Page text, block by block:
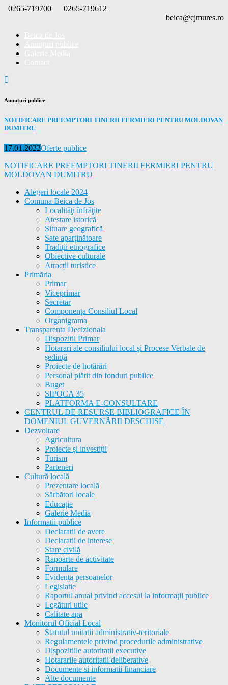
Skip
0265-719700
0265-719612
beica@cjmures.ro
Anunțuri publice
NOTIFICARE PREEMPTORI TINERII FERMIERI PENTRU MOLDOVAN
DUMITRU
Posted
17.01.2022Categories
Oferte publice
NOTIFICARE PREEMPTORI TINERII FERMIERI PENTRU
MOLDOVAN DUMITRU
Alegeri locale 2024
Comuna Beica de Jos
Localităţi înfrăţite
Atestare istorică
Situare geografică
Sate aparținătoare
Tradiții etnografice
Obiective culturale
Atracții turistice
Primăria
Primar
Viceprimar
Secretar
Componența Consiliul Local
Organigrama
Transparenta Decizionala
Dispozitii Primar
Hotarari ale consiliului local și Procese Verbale de
ședință
Proiecte de hotărâri
Personal plătit din fonduri publice
Buget
SIPOCA 35
PLATFORMA E-CONSULTARE
CENTRUL DE RESURSE BIBLIOGRAFICE ÎN
DOMENIUL GUVERNĂRII DESCHISE
Dezvoltare
Agricultura
Proiecte și investiții
Turism
Parteneri
Cultură locală
Prezentare locală
Sărbători locale
Educație
Galerie Media
Informatii publice
Declaratii de avere
Declaratii de interese
Stare civilă
Rapoarte de activitate
Formulare
Evidența persoanelor
Legislatie
Raportul anual privind accesul la informaţii publice
Legături utile
Calitate apa
Monitorul Oficial Local
Statutul unitatii administrativ-teritoriale
Regulamentele privind procedurile administrative
Dispozitiile autoritatii executive
Hotararile autoritatii deliberative
Documente si informatii financiare
Alte documente